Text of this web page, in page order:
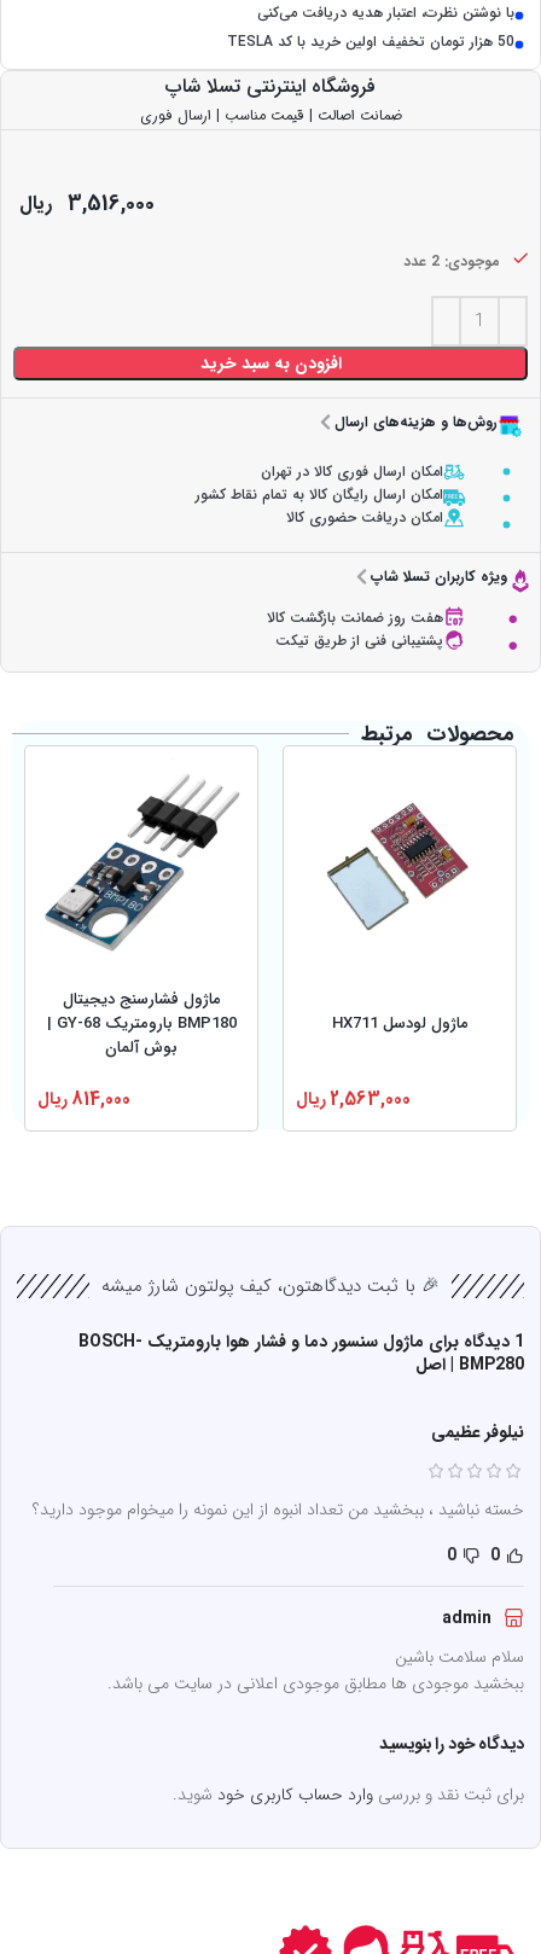
با نوشتن نظرت، اعتبار هدیه دریافت می‌کنی
50 هزار تومان تخفیف اولین خرید با کد TESLA
فروشگاه اینترنتی تسلا شاپ
ضمانت اصالت | قیمت مناسب | ارسال فوری
3,516,000 ریال
موجودی: 2 عدد
افزودن به سبد خرید
روش‌ها و هزینه‌های ارسال
امکان ارسال فوری کالا در تهران
امکان ارسال رایگان کالا به تمام نقاط کشور
امکان دریافت حضوری کالا
ویژه کاربران تسلا شاپ
هفت روز ضمانت بازگشت کالا
پشتیبانی فنی از طریق تیکت
محصولات مرتبط
ماژول لودسل HX711
2,563,000ریال
ماژول فشارسنج دیجیتال
BMP180 بارومتریک GY-68 |
بوش آلمان
814,000ریال
🎉 با ثبت دیدگاهتون، کیف پولتون شارژ میشه
1 دیدگاه برای
ماژول سنسور دما و فشار هوا بارومتریک BOSCH-
BMP280 | اصل
نیلوفر عظیمی
خسته نباشید ، ببخشید من تعداد انبوه از این نمونه را میخوام موجود دارید؟
0
0
سلام سلامت باشین
ببخشید موجودی ها مطابق موجودی اعلانی در سایت می باشد.
دیدگاه خود را بنویسید
برای ثبت نقد و بررسیوارد حساب کاربری خود شوید.